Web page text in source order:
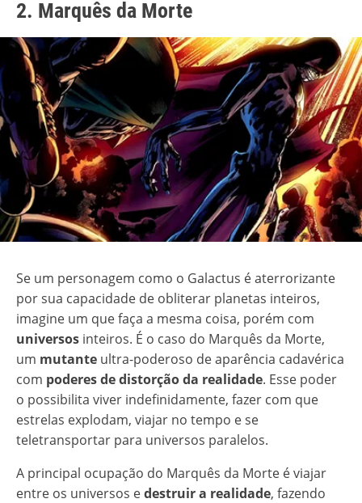
2. Marquês da Morte
Se um personagem como o Galactus é aterrorizante
por sua capacidade de obliterar planetas inteiros,
imagine um que faça a mesma coisa, porém com
universos inteiros. É o caso do Marquês da Morte,
um mutante ultra-poderoso de aparência cadavérica
com poderes de distorção da realidade. Esse poder
o possibilita viver indefinidamente, fazer com que
estrelas explodam, viajar no tempo e se
teletransportar para universos paralelos.
A principal ocupação do Marquês da Morte é viajar
entre os universos edestruir a realidade, fazendo